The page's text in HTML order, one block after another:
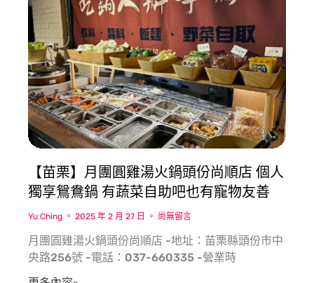
【苗栗】月團圓雞湯火鍋頭份尚順店 個人
獨享鴛鴦鍋 有蔬菜自助吧也有寵物友善
Yu Ching 2025 年 2 月 27 日 尚無留言
月團圓雞湯火鍋頭份尚順店 -地址：苗栗縣頭份市中
央路256號 -電話：037-660335 -營業時